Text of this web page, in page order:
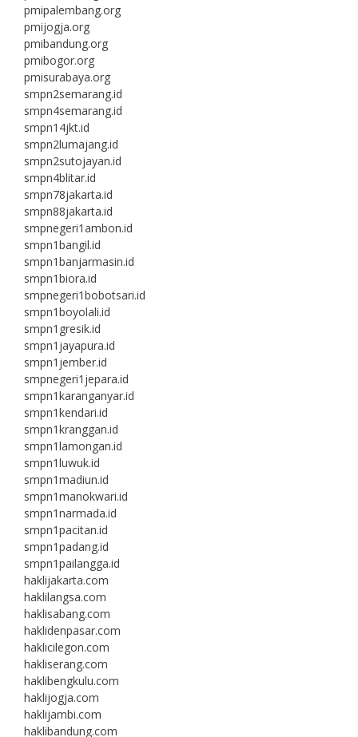
pmipalembang.org
pmijogja.org
pmibandung.org
pmibogor.org
pmisurabaya.org
smpn2semarang.id
smpn4semarang.id
smpn14jkt.id
smpn2lumajang.id
smpn2sutojayan.id
smpn4blitar.id
smpn78jakarta.id
smpn88jakarta.id
smpnegeri1ambon.id
smpn1bangil.id
smpn1banjarmasin.id
smpn1biora.id
smpnegeri1bobotsari.id
smpn1boyolali.id
smpn1gresik.id
smpn1jayapura.id
smpn1jember.id
smpnegeri1jepara.id
smpn1karanganyar.id
smpn1kendari.id
smpn1kranggan.id
smpn1lamongan.id
smpn1luwuk.id
smpn1madiun.id
smpn1manokwari.id
smpn1narmada.id
smpn1pacitan.id
smpn1padang.id
smpn1pailangga.id
haklijakarta.com
haklilangsa.com
haklisabang.com
haklidenpasar.com
haklicilegon.com
hakliserang.com
haklibengkulu.com
haklijogja.com
haklijambi.com
haklibandung.com